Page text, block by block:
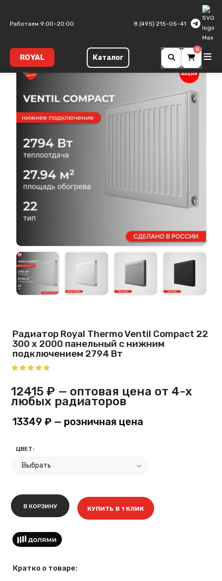
Работаем 9:00–20:00 8 (495) 215-05-41
ROYAL Каталог
0
Тип 22
Акция
Радиатор Royal Thermo Ventil Compact 22
300 х 2000 панельный с нижним
подключением 2794 Вт
12415 ₽ — оптовая цена от 4-х
любых радиаторов
13349 ₽ — розничная цена
ЦВЕТ:
В КОРЗИНУ КУПИТЬ В 1 КЛИК
Кратко о товаре: